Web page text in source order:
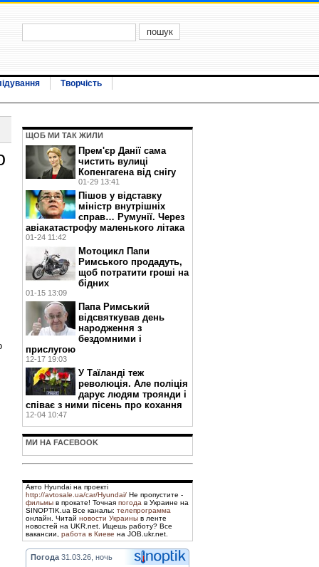
Творчість
ЩОБ МИ ТАК ЖИЛИ
Прем'єр Данії сама
чистить вулиці
Копенгагена від снігу
01-29 13:41
Пішов у відставку
міністр внутрішніх
справ… Румунії. Через
авіакатастрофу маленького літака
01-24 11:42
Мотоцикл Папи
Римського продадуть,
щоб потратити гроші на
бідних
01-15 13:09
Папа Римський
відсвяткував день
народження з
бездомними і
прислугою
12-17 19:03
У Таїланді теж
революція. Але поліція
дарує людям троянди і
співає з ними пісень про кохання
12-04 10:47
МИ НА FACEBOOK
Авто Hyundai на проекті
http://avtosale.ua/car/Hyundai/ Не пропустите -
фильмы в прокате! Точная погода в Украине на
SINOPTIK.ua Все каналы: телепрограмма
онлайн. Читай новости Украины в ленте
новостей на UKR.net. Ищешь работу? Все
вакансии, работа в Киеве на JOB.ukr.net.
Погода 31.03.26, ночь